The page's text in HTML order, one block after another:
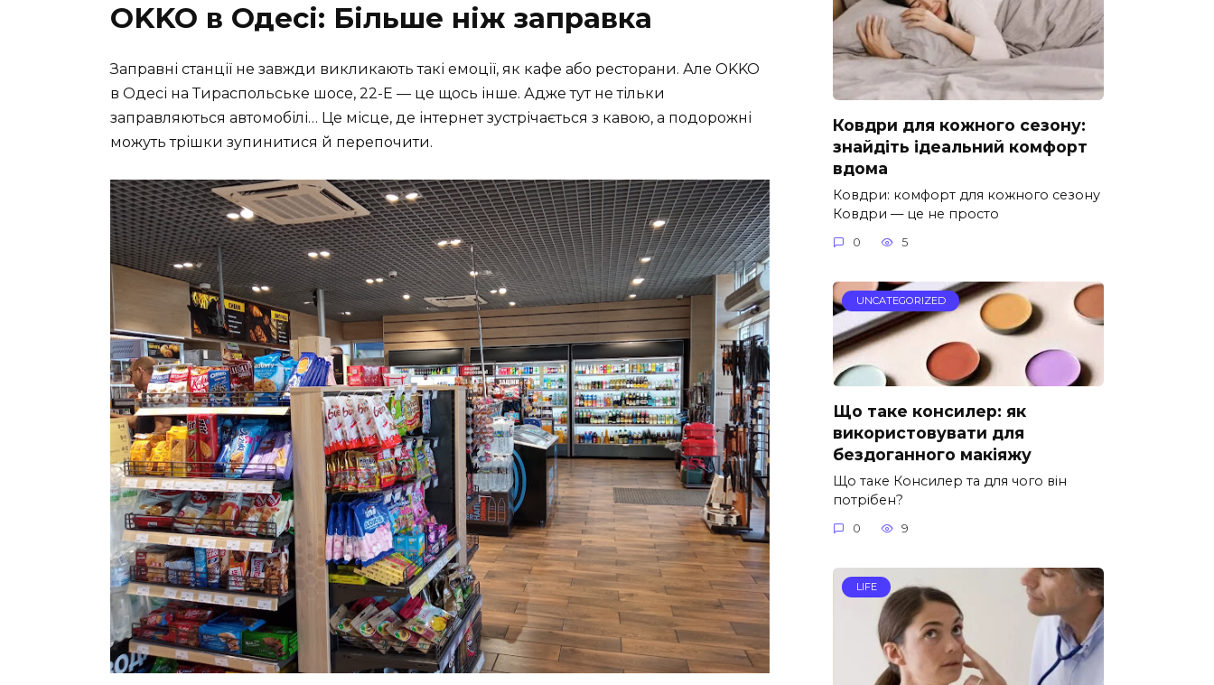
OKKO в Одесі: Більше ніж заправка
Заправні станції не завжди викликають такі емоції, як кафе або ресторани. Але OKKO
в Одесі наТираспольське шосе, 22-Е — це щось інше. Адже тут не тільки
заправляються автомобілі… Це місце, де інтернет зустрічається з кавою, а подорожні
можуть трішки зупинитися й перепочити.
Ковдри для кожного сезону:
знайдіть ідеальний комфорт
вдома
Ковдри: комфорт для кожного сезону
Ковдри — це не просто
0 5
UNCATEGORIZED
Що таке консилер: як
використовувати для
бездоганного макіяжу
Що таке Консилер та для чого він
потрібен?
0 9
LIFE